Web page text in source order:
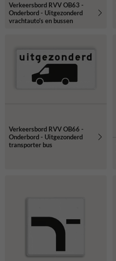
Verkeersbord RVV OB63 -
Onderbord - Uitgezonderd
vrachtauto's en bussen
Verkeersbord RVV OB66 -
Onderbord - Uitgezonderd
transporter bus